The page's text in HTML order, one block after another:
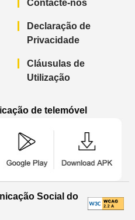
Contacte-nos
Declaração de
Privacidade
Cláusulas de
Utilização
de telemóvel
Social do